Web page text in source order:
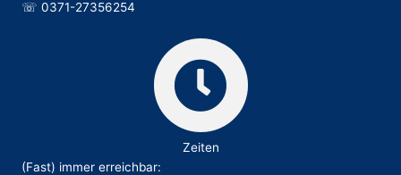
☏ 0371-27356254
Zeiten
(Fast) immer erreichbar: